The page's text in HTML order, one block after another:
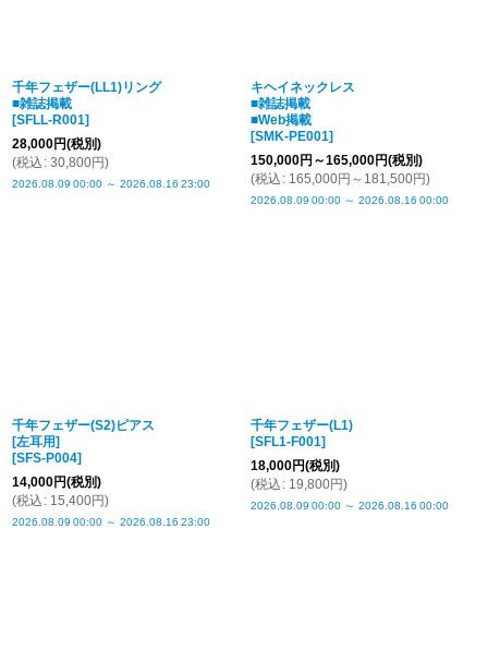
千年フェザー(LL1)リング
■雑誌掲載
[SFLL-R001]
28,000円(税別)
(税込 : 30,800円)
2026.08.09 00:00 ～ 2026.08.16 23:00
キヘイネックレス
■雑誌掲載
■Web掲載
[SMK-PE001]
150,000円 ～165,000円(税別)
(税込 : 165,000円 ～181,500円)
2026.08.09 00:00 ～ 2026.08.16 00:00
千年フェザー(S2)ピアス
[左耳用]
[SFS-P004]
14,000円(税別)
(税込 : 15,400円)
2026.08.09 00:00 ～ 2026.08.16 23:00
千年フェザー(L1)
[SFL1-F001]
18,000円(税別)
(税込 : 19,800円)
2026.08.09 00:00 ～ 2026.08.16 00:00